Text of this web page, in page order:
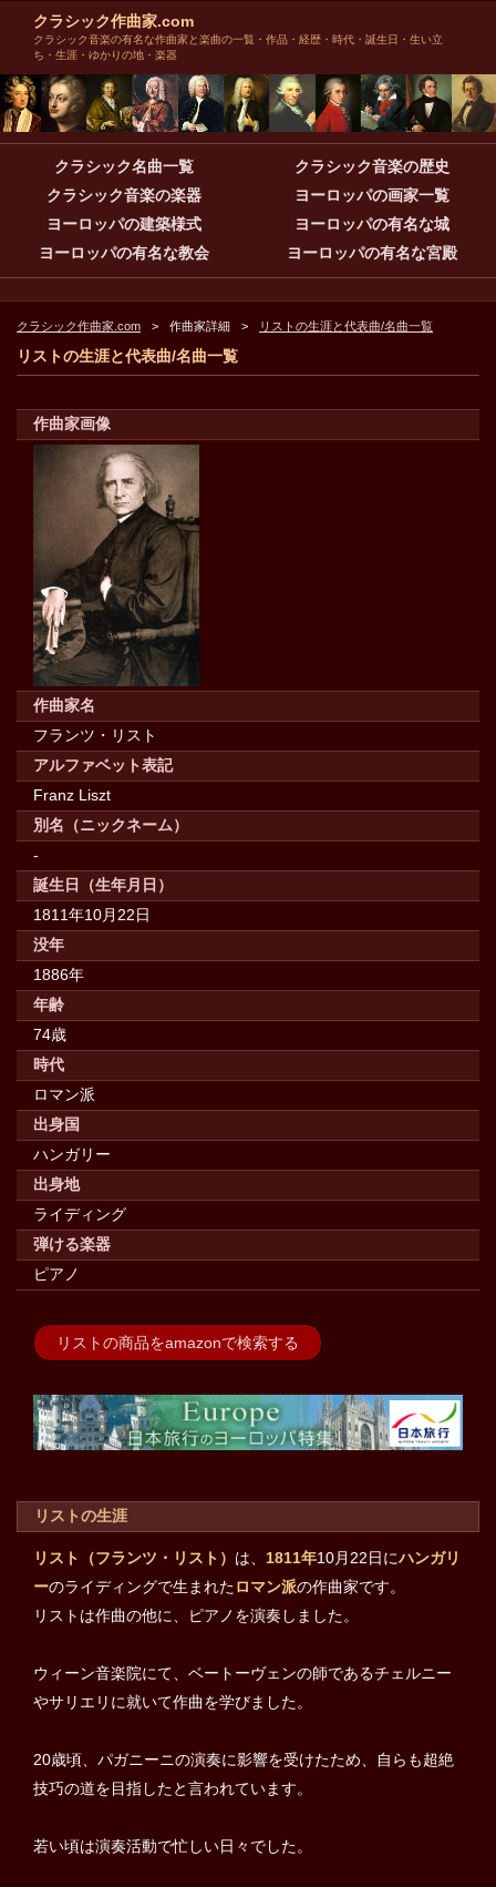
クラシック作曲家.com
クラシック音楽の有名な作曲家と楽曲の一覧・作品・経歴・時代・誕生日・生い立
ち・生涯・ゆかりの地・楽器
クラシック名曲一覧
クラシック音楽の歴史
クラシック音楽の楽器
ヨーロッパの画家一覧
ヨーロッパの建築様式
ヨーロッパの有名な城
ヨーロッパの有名な教会
ヨーロッパの有名な宮殿
クラシック作曲家.com 作曲家詳細 リストの生涯と代表曲/名曲一覧
リストの生涯と代表曲/名曲一覧
作曲家画像
作曲家名
フランツ・リスト
アルファベット表記
Franz Liszt
別名（ニックネーム）
-
誕生日（生年月日）
1811年10月22日
没年
1886年
年齢
74歳
時代
ロマン派
出身国
ハンガリー
出身地
ライディング
弾ける楽器
ピアノ
リストの商品をamazonで検索する
リストの生涯
リスト（フランツ・リスト） は、 1811年10月22日にハンガリ
ーのライディングで生まれたロマン派の作曲家です。
リストは作曲の他に、ピアノを演奏しました。
ウィーン音楽院にて、ベートーヴェンの師であるチェルニー
やサリエリに就いて作曲を学びました。
20歳頃、パガニーニの演奏に影響を受けたため、自らも超絶
技巧の道を目指したと言われています。
若い頃は演奏活動で忙しい日々でした。